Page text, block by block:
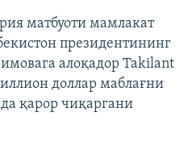
матбуоти мамлакат
президентининг
алоқадор Takilant
доллар маблағни
қарор чиқаргани